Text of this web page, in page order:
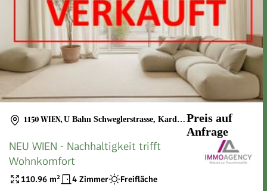
1150 WIEN, U Bahn Schweglerstrasse, Kardinal Rauscher Platz
Preis auf
Anfrage
NEU WIEN - Nachhaltigkeit trifft
Wohnkomfort
110.96 m² 4 Zimmer Freifläche